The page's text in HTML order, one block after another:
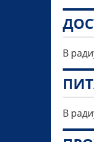
В
В